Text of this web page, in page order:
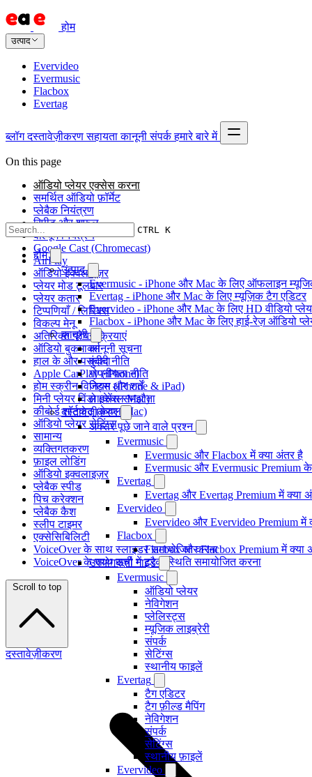
होम
उत्पाद
Evervideo
Evermusic
Flacbox
Evertag
ब्लॉग दस्तावेज़ीकरण सहायता कानूनी संपर्क हमारे बारे में
CTRL K
होम
उत्पाद
Evermusic - iPhone और Mac के लिए ऑफलाइन
Evertag - iPhone और Mac के लिए म्यूज़िक टैग एडिटर
Evervideo - iPhone और Mac के लिए HD वीडियो
Flacbox - iPhone और Mac के लिए हाई-रेज़ ऑडियो
कानूनी
कानूनी सूचना
कुकी नीति
गोपनीयता नीति
नियम और शर्तें
लाइसेंस समझौता
दस्तावेज़ीकरण
अक्सर पूछे जाने वाले प्रश्न
Evermusic
Evermusic और Flacbox में क्या अंतर है
Evermusic और Evermusic Premium
Evertag
Evertag और Evertag Premium में क्या
Evervideo
Evervideo और Evervideo Premium में
Flacbox
Flacbox और Flacbox Premium में क्या
उपयोगकर्ता गाइड
Evermusic
ऑडियो प्लेयर
नेविगेशन
प्लेलिस्ट्स
म्यूजिक लाइब्रेरी
संपर्क
सेटिंग्स
स्थानीय फाइलें
Evertag
टैग एडिटर
टैग फ़ील्ड मैपिंग
नेविगेशन
संपर्क
सेटिंग्स
स्थानीय फ़ाइलें
Evervideo
On this page
ऑडियो प्लेयर एक्सेस करना
समर्थित ऑडियो फ़ॉर्मेट
प्लेबैक नियंत्रण
रिपीट और शफल
वॉल्यूम नियंत्रण
Google Cast (Chromecast)
AirPlay
ऑडियो इक्वलाइज़र
प्लेयर मोड टूलबार
प्लेयर कतार
टिप्पणियाँ / लिरिक्स
विकल्प मेनू
अतिरिक्त प्लेयर क्रियाएं
ऑडियो बुकमार्क्स
हाल के और पसंदीदा
Apple CarPlay (iPhone)
होम स्क्रीन विजेट्स (iPhone & iPad)
मिनी प्लेयर विंडो (केवल Mac)
कीबोर्ड शॉर्टकट (केवल Mac)
ऑडियो प्लेयर सेटिंग्स
सामान्य
व्यक्तिगतकरण
फ़ाइल लोडिंग
ऑडियो इक्वलाइज़र
प्लेबैक स्पीड
पिच करेक्शन
प्लेबैक कैश
स्लीप टाइमर
एक्सेसिबिलिटी
VoiceOver के साथ स्लाइडर समायोजित करना
VoiceOver के साथ सूची में ट्रैक स्थिति समायोजित करना
Scroll to top
दस्तावेज़ीकरण